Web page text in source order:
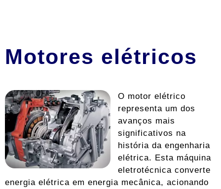
Motores elétricos
O motor elétrico
representa um dos
avanços mais
significativos na
história da engenharia
elétrica. Esta máquina
eletrotécnica converte
energia elétrica em energia mecânica, acionando